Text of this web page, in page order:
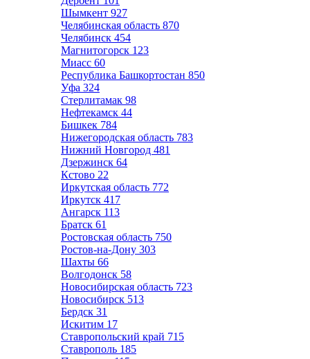
Шымкент 927
Челябинская область 870
Челябинск 454
Магнитогорск 123
Миасс 60
Республика Башкортостан 850
Уфа 324
Стерлитамак 98
Нефтекамск 44
Бишкек 784
Нижегородская область 783
Нижний Новгород 481
Дзержинск 64
Кстово 22
Иркутская область 772
Иркутск 417
Ангарск 113
Братск 61
Ростовская область 750
Ростов-на-Дону 303
Шахты 66
Волгодонск 58
Новосибирская область 723
Новосибирск 513
Бердск 31
Искитим 17
Ставропольский край 715
Ставрополь 185